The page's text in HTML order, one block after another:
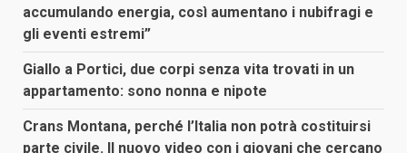
accumulando energia, così aumentano i nubifragi e
gli eventi estremi”
Giallo a Portici, due corpi senza vita trovati in un
appartamento: sono nonna e nipote
Crans Montana, perché l’Italia non potrà costituirsi
parte civile. Il nuovo video con i giovani che cercano